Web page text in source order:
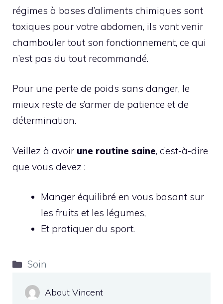
régimes à bases d’aliments chimiques sont
toxiques pour votre abdomen, ils vont venir
chambouler tout son fonctionnement, ce qui
n’est pas du tout recommandé.
Pour une perte de poids sans danger, le
mieux reste de s’armer de patience et de
détermination.
Veillez à avoir une routine saine, c’est-à-dire
que vous devez :
Manger équilibré en vous basant sur
les fruits et les légumes,
Et pratiquer du sport.
Catégories
Soin
About Vincent